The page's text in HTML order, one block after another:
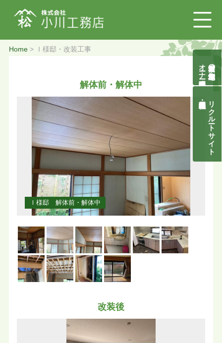
Home> Ｉ様邸・改装工事
解体前・解体中
Ｉ様邸 解体前・解体中
改装後
自然素材の無垢木造住宅
オーナー様募集説明会
リクルートサイト